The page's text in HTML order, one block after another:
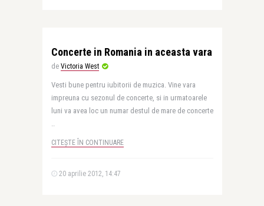
Concerte in Romania in aceasta vara
de Victoria West
Vesti bune pentru iubitorii de muzica. Vine vara
impreuna cu sezonul de concerte, si in urmatoarele
luni va avea loc un numar destul de mare de concerte
..
CITEȘTE ÎN CONTINUARE
20 aprilie 2012, 14:47